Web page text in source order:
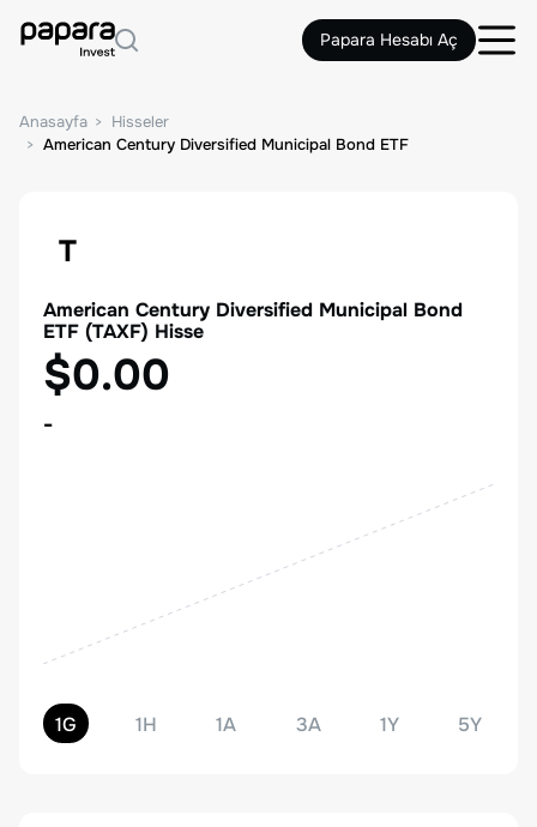
Papara Hesabı Aç
Anasayfa
Hisseler
American Century Diversified Municipal Bond ETF
T
American Century Diversified Municipal Bond
ETF (TAXF) Hisse
$0.00
-
1G 1H 1A 3A 1Y 5Y